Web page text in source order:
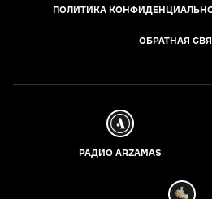
ПОЛИТИКА
ОБРАТНАЯ
РАДИО ARZAMAS